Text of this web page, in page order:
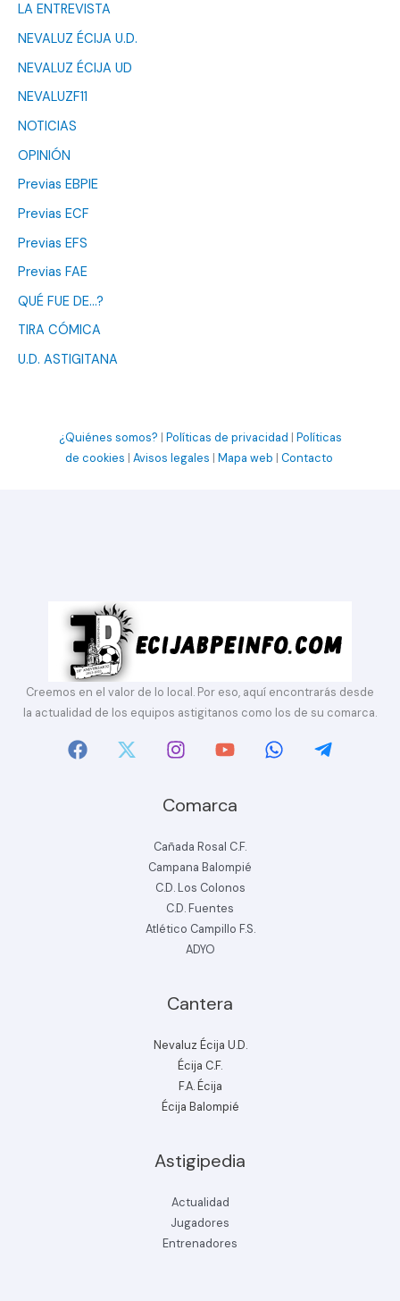
LA ENTREVISTA
NEVALUZ ÉCIJA U.D.
NEVALUZ ÉCIJA UD
NEVALUZF11
NOTICIAS
OPINIÓN
Previas EBPIE
Previas ECF
Previas EFS
Previas FAE
QUÉ FUE DE…?
TIRA CÓMICA
U.D. ASTIGITANA
¿Quiénes somos? | Políticas de privacidad | Políticas
de cookies | Avisos legales | Mapa web | Contacto
Creemos en el valor de lo local. Por eso, aquí encontrarás desde
la actualidad de los equipos astigitanos como los de su comarca.
Comarca
Cañada Rosal C.F.
Campana Balompié
C.D. Los Colonos
C.D. Fuentes
Atlético Campillo F.S.
ADYO
Cantera
Nevaluz Écija U.D.
Écija C.F.
F.A. Écija
Écija Balompié
Astigipedia
Actualidad
Jugadores
Entrenadores